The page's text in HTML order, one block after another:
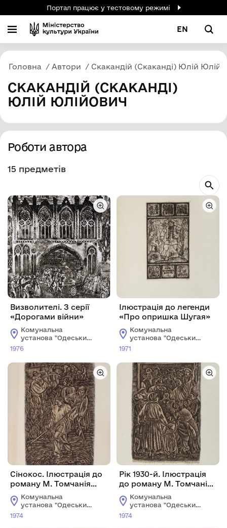
Портал працює у тестовому режимі
EN
Головна Автори Скакандій (Скаканді) Юлій
СКАКАНДІЙ (СКАКАНДІ)
ЮЛІЙ ЮЛІЙОВИЧ
Роботи автора
15 предметів
Визволителі. З серії
«Дорогами війни»
Комунальна
установа "Одеський
національний
1976
Ілюстрація до легенди
«Про опришка Шугая»
Комунальна
установа "Одеський
національний
1971
Сінокос. Ілюстрація до
роману М. Томчанія
«Жменяки»
Комунальна
установа "Одеський
національний
1974
Рік 1930-й. Ілюстрація
до роману М. Томчанія
«Жменяки»
Комунальна
установа "Одеський
національний
1974